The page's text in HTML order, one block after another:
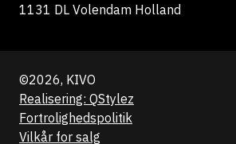
1131 DL Volendam Holland
©2026, KIVO
Realisering: QStylez
Fortrolighedspolitik
Vilkår for salg